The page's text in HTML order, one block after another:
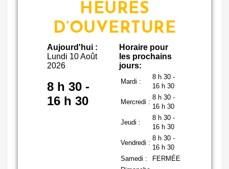
HEURES
D’OUVERTURE